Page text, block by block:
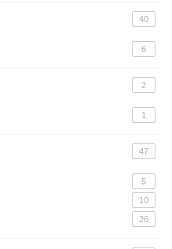
40
6
2
1
47
5
10
26